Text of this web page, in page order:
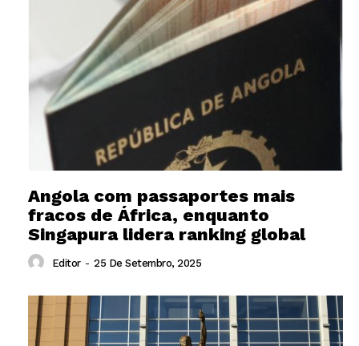
Angola com passaportes mais
fracos de África, enquanto
Singapura lidera ranking global
Editor - 25 De Setembro, 2025